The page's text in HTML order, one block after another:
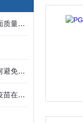
金相抛光机抛光后样品表面质量评估方法
金相抛光机抛光过程中如何避免产生损伤和变形？
应用疫苗荧光显微镜监测疫苗在细胞间的传递和传染性